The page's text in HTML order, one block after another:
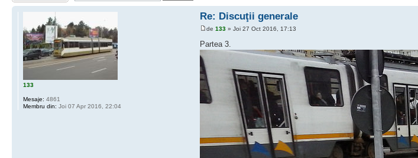
Re: Discuţii generale
de133 » Joi 27 Oct 2016, 17:13
Partea 3.
133
Mesaje: 4861
Membru din: Joi 07 Apr 2016, 22:04